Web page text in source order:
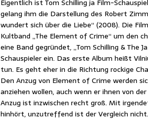
Eigentlich ist Tom Schilling ja Film-
gelang ihm die Darstellung des Robert
wundert sich über die Liebe“ (2008). Die
Kultband „The Element of Crime“ um den
eine Band gegründet, „Tom Schilling & The
Schauspieler ein. Das erste Album heißt
tun. Es geht eher in die Richtung rockige
Den Anzug von Element of Crime werden
anziehen wollen, auch wenn er ihnen von
Anzug ist inzwischen recht groß. Mit
hinhört, unzutreffend ist der Vergleich nicht.